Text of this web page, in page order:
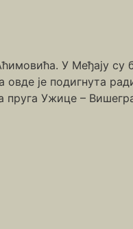
У Међају
је подигнута
Ужице –